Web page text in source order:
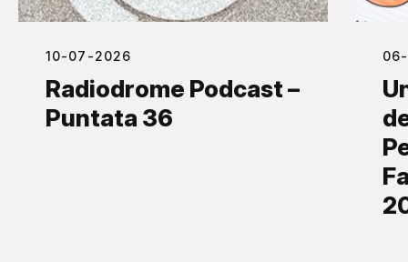
10-07-2026
Radiodrome Podcast –
Puntata 36